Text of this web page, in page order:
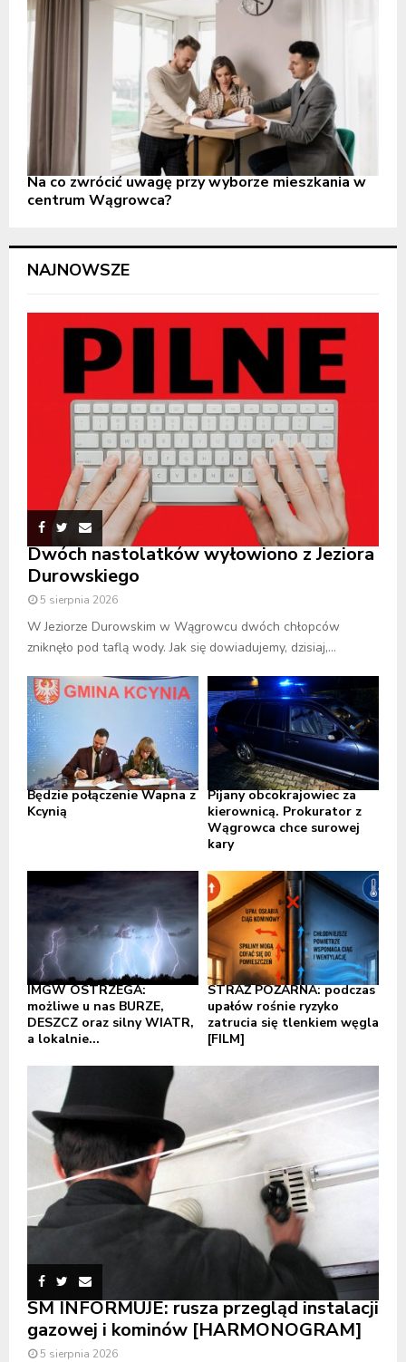
Na co zwrócić uwagę przy wyborze mieszkania w
centrum Wągrowca?
NAJNOWSZE
Dwóch nastolatków wyłowiono z Jeziora
Durowskiego
5 sierpnia 2026
W Jeziorze Durowskim w Wągrowcu dwóch chłopców
zniknęło pod taflą wody. Jak się dowiadujemy, dzisiaj,...
Będzie połączenie Wapna z
Kcynią
Pijany obcokrajowiec za
kierownicą. Prokurator z
Wągrowca chce surowej
kary
IMGW OSTRZEGA:
możliwe u nas BURZE,
DESZCZ oraz silny WIATR,
a lokalnie...
STRAŻ POŻARNA: podczas
upałów rośnie ryzyko
zatrucia się tlenkiem węgla
[FILM]
SM INFORMUJE: rusza przegląd instalacji
gazowej i kominów [HARMONOGRAM]
5 sierpnia 2026